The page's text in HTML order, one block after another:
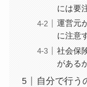
には要
運営元
に注意
社会保
がある
自分で行う